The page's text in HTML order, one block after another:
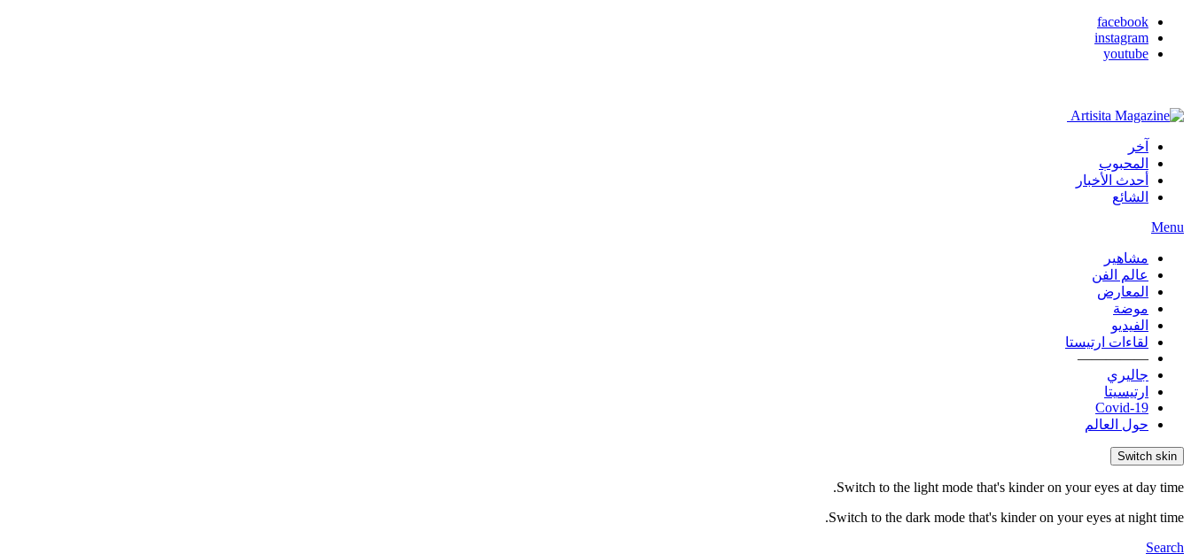
facebook
instagram
youtube
آخر
المحبوب
أحدث الأخبار
الشائع
Menu
مشاهير
عالم الفن
المعارض
موضة
الفيديو
لقاءات ارتيستا
—————
جاليري
ارتيسيتا
Covid-19
حول العالم
Switch skin
Switch to the light mode that's kinder on your eyes at day time.
Switch to the dark mode that's kinder on your eyes at night time.
Search